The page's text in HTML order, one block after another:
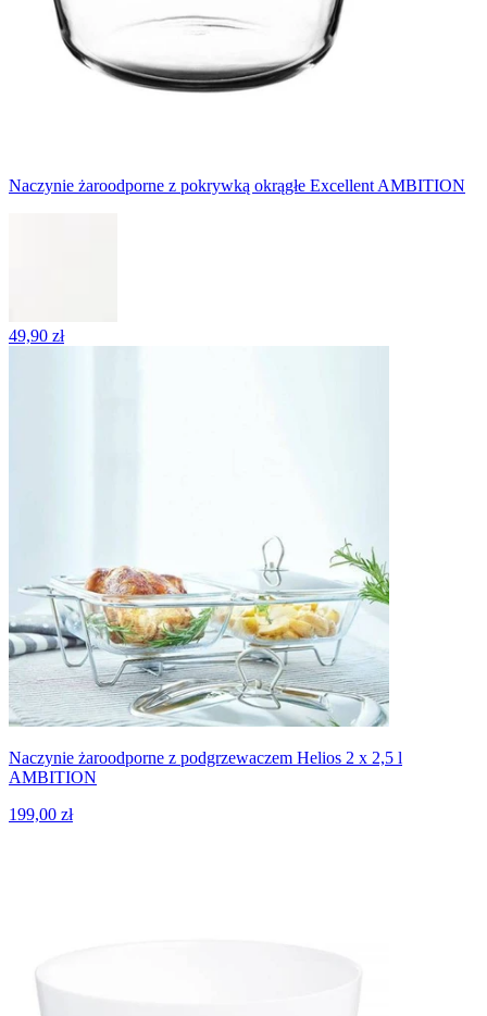
Naczynie żaroodporne z pokrywką okrągłe Excellent AMBITION
49,90 zł
Naczynie żaroodporne z podgrzewaczem Helios 2 x 2,5 l
AMBITION
199,00 zł